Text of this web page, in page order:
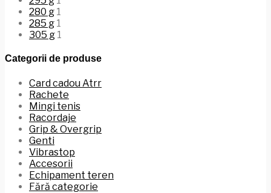
280 g 1
285 g 1
305 g 1
Categorii de produse
Card cadou Atrr
Rachete
Mingi tenis
Racordaje
Grip & Overgrip
Genti
Vibrastop
Accesorii
Echipament teren
Fără categorie